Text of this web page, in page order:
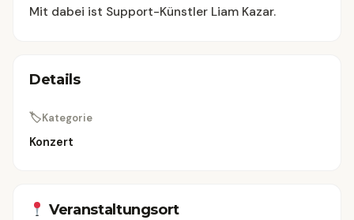
Mit dabei ist Support-Künstler Liam Kazar.
Details
🏷Kategorie
Konzert
Veranstaltungsort